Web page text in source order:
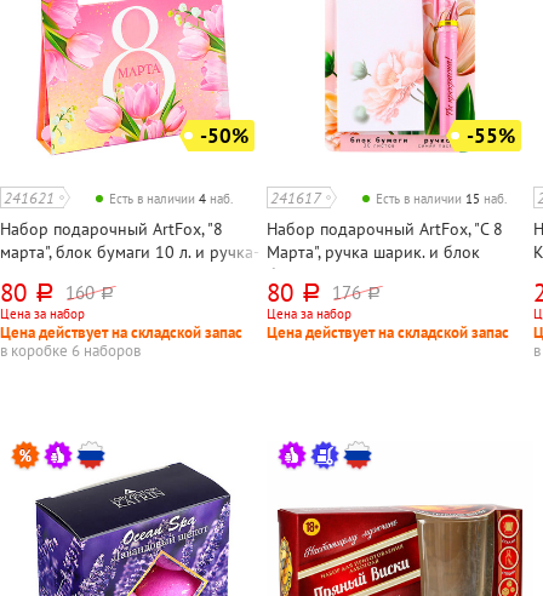
-50%
241621 Есть в наличии 4 наб.
Набор подарочный ArtFox, "8
марта", блок бумаги 10 л. и ручка-
80 руб. 160 руб.
Цена за набор
Цена действует на складской запас
в коробке 6 наборов
-55%
241617 Есть в наличии 15 наб.
Набор подарочный ArtFox, "С 8
Марта", ручка шарик. и блок
бумаги 30л, в упаковке
80 руб. 176 руб.
Цена за набор
Цена действует на складской запас